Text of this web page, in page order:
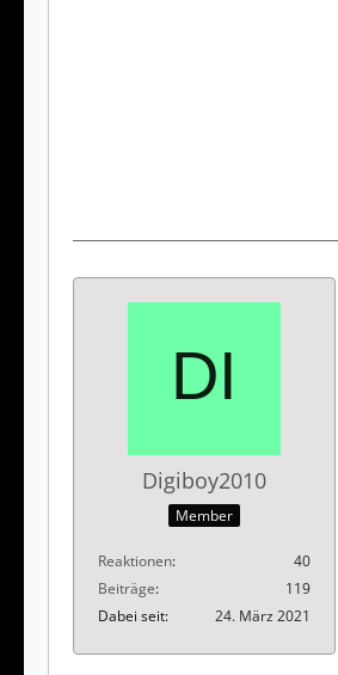
Digiboy2010
Member
Reaktionen
40
Beiträge
119
Dabei seit
24. März 2021